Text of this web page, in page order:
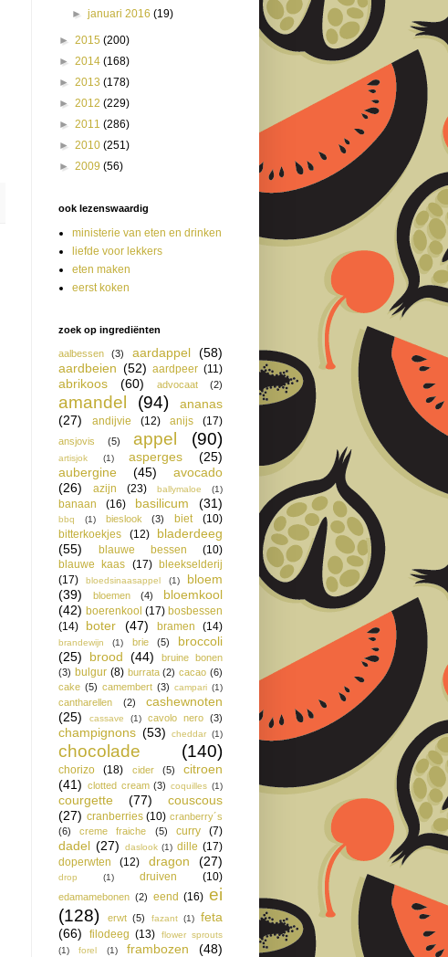
►januari 2016(19)
► 2015 (200)
► 2014 (168)
► 2013 (178)
► 2012 (229)
► 2011 (286)
► 2010 (251)
► 2009 (56)
ook lezenswaardig
ministerie van eten en drinken
liefde voor lekkers
eten maken
eerst koken
zoek op ingrediënten
aalbessen (3) aardappel (58)
aardbeien (52) aardpeer (11)
abrikoos (60) advocaat (2)
amandel (94)
ananas
(27)
andijvie (12) anijs (17)
ansjovis (5) appel (90)
artisjok (1) asperges
(25)
aubergine
(45)
avocado
(26)
azijn (23) ballymaloe (1)
banaan (16) basilicum (31)
bbq (1) bieslook (3) biet
(10)
bitterkoekjes
(12)
bladerdeeg
(55)
blauwe bessen
(10)
blauwe kaas (17) bleekselderij
(17)
bloedsinaasappel (1)
bloem
(39)
bloemen (4)
bloemkool
(42) boerenkool (17) bosbessen
(14)
boter (47) bramen (14)
brandewijn (1) brie (5)
broccoli
(25)
brood (44)
bruine bonen
(3) bulgur (8) burrata (2) cacao (6)
cake (5) camembert (3) campari (1)
cantharellen (2)
cashewnoten
(25)
cassave (1) cavolo nero (3)
champignons (53) cheddar (1)
chocolade (140)
chorizo (18) cider (5)
citroen
(41) clotted cream (3) coquilles (1)
courgette (77)
couscous
(27) cranberries (10) cranberry´s
(6)
creme fraiche (5) curry (7)
dadel (27) daslook (1) dille (17)
doperwten
(12) dragon (27)
drop (1) druiven (10)
edamamebonen (2) eend (16) ei
(128)
erwt (5) fazant (1)
feta
(66)
filodeeg (13)
flower sprouts
(1)
forel (1) frambozen (48)